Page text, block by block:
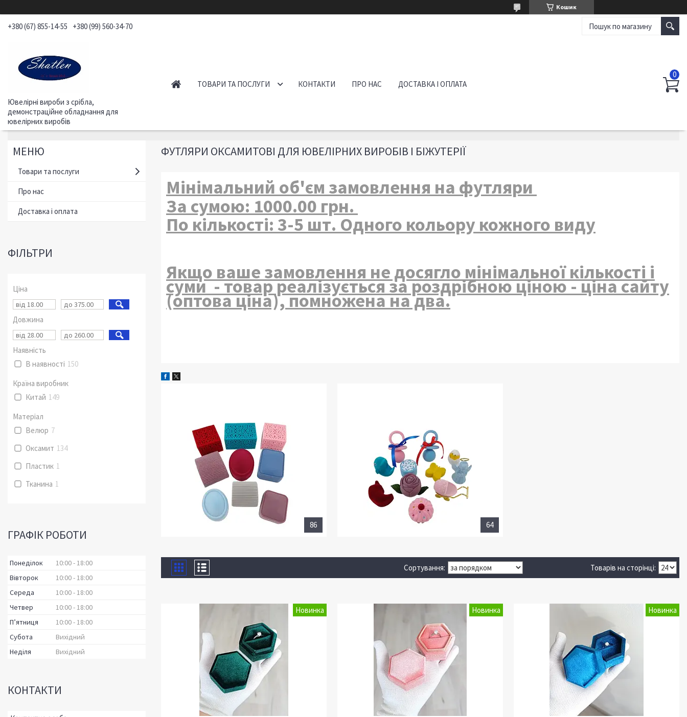
Кошик
+380 (67) 855-14-55 +380 (99) 560-34-70
Ювелірні вироби з срібла,
демонстраційне обладнання для
ювелірних виробів
ТОВАРИ ТА ПОСЛУГИ КОНТАКТИ ПРО НАС ДОСТАВКА І ОПЛАТА
ФУТЛЯРИ ОКСАМИТОВІ ДЛЯ ЮВЕЛІРНИХ ВИРОБІВ І БІЖУТЕРІЇ
Мінімальний об'єм замовлення на футляри
За сумою: 1000.00 грн.
По кількості: 3-5 шт. Одного кольору кожного виду
Якщо ваше замовлення не досягло мінімальної кількості і
суми - товар реалізується за роздрібною ціною - ціна сайту
(оптова ціна), помножена на два.
86 64
Новинка Новинка Новинка
Товари та послуги
Про нас
Доставка і оплата
ФІЛЬТРИ
Ціна
Довжина
Наявність
В наявності 150
Країна виробник
Китай 149
Матеріал
Велюр 7
Оксамит 134
Пластик 1
Тканина 1
ГРАФІК РОБОТИ
Понеділок 10:00 18:00
Вівторок
10:00 18:00
Середа
10:00 18:00
Четвер
10:00 18:00
Пʼятниця
10:00 18:00
Субота
Вихідний
Неділя
Вихідний
КОНТАКТИ